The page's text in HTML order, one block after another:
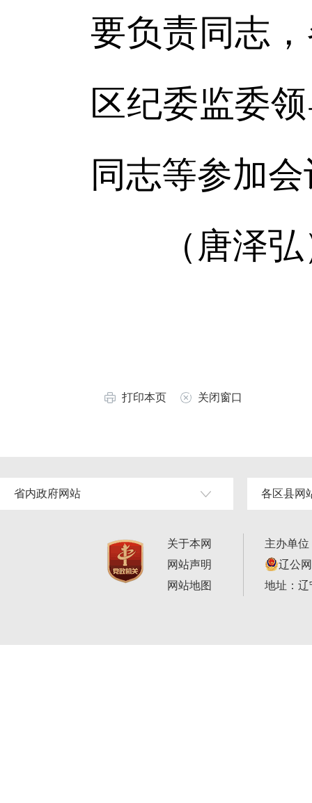
要负责同志
区纪委监委
同志等参加
（唐泽弘
打印本页 关闭窗口
省内政府网站 各区县网
关于本网
网站声明
网站地图
主办单
辽公
地址：辽